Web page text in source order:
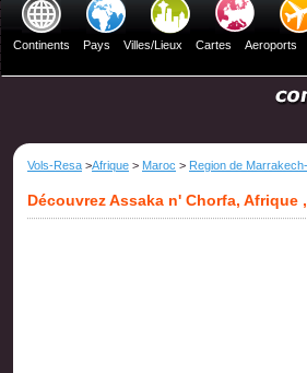
Continents Pays Villes/Lieux Cartes Aeroports
Vols-Resa >Afrique > Maroc > Region de
Découvrez Assaka n' Chorfa,